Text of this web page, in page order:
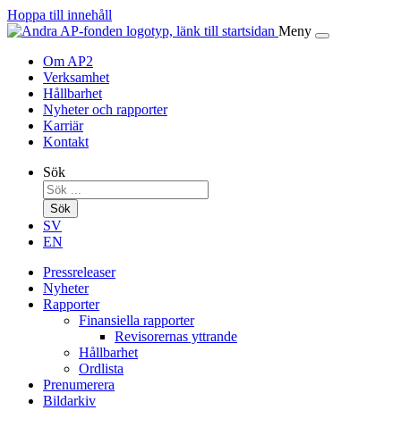
Hoppa till innehåll
Meny
Om AP2
Verksamhet
Hållbarhet
Nyheter och rapporter
Karriär
Kontakt
Sök
Sök
SV
EN
Pressreleaser
Nyheter
Rapporter
Finansiella rapporter
Revisorernas yttrande
Hållbarhet
Ordlista
Prenumerera
Bildarkiv